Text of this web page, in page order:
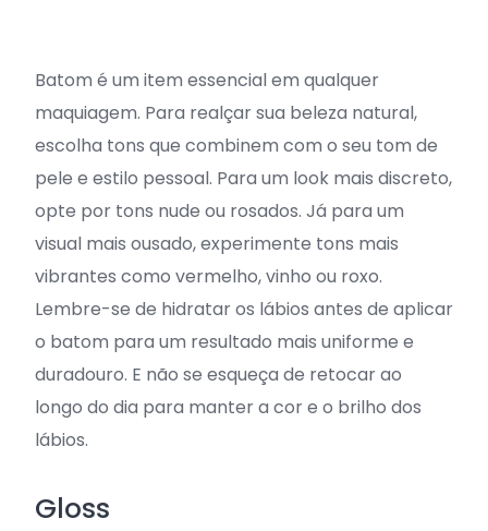
Batom é um item essencial em qualquer
maquiagem. Para realçar sua beleza natural,
escolha tons que combinem com o seu tom de
pele e estilo pessoal. Para um look mais discreto,
opte por tons nude ou rosados. Já para um
visual mais ousado, experimente tons mais
vibrantes como vermelho, vinho ou roxo.
Lembre-se de hidratar os lábios antes de aplicar
o batom para um resultado mais uniforme e
duradouro. E não se esqueça de retocar ao
longo do dia para manter a cor e o brilho dos
lábios.
Gloss